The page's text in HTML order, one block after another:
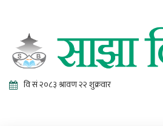
Sajha
Online News Portal